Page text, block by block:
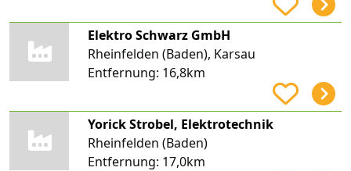
Elektro Schwarz GmbH
Rheinfelden (Baden), Karsau
Entfernung: 16,8km
Yorick Strobel, Elektrotechnik
Rheinfelden (Baden)
Entfernung: 17,0km